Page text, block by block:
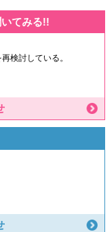
てみる!!
検討している。